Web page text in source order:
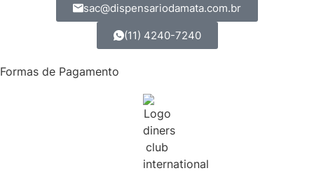
sac@dispensariodamata.com.br
(11) 4240-7240
Formas de Pagamento